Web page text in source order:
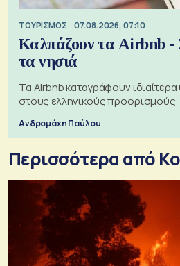
ΤΟΥΡΙΣΜΟΣ 07.08.2026, 07:10
Καλπάζουν τα Airbnb -
τα νησιά
Τα Airbnb καταγράφουν
στους ελληνικούς προορισμούς
Ανδρομάχη Παύλου
Περισσότερα από